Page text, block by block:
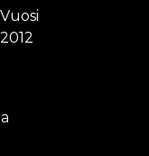
Vuosi
2012